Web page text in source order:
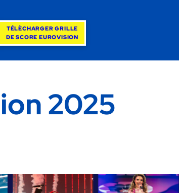
TÉLÈCHARGER GRILLE
DE SCORE EUROVISION
2025